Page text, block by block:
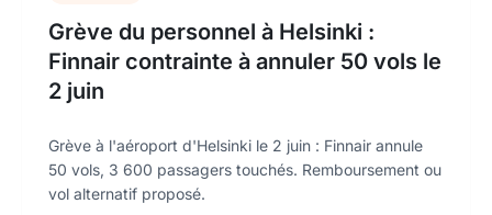
Grève du personnel à Helsinki :
Finnair contrainte à annuler 50 vols le
2 juin
Grève à l'aéroport d'Helsinki le 2 juin : Finnair annule
50 vols, 3 600 passagers touchés. Remboursement ou
vol alternatif proposé.